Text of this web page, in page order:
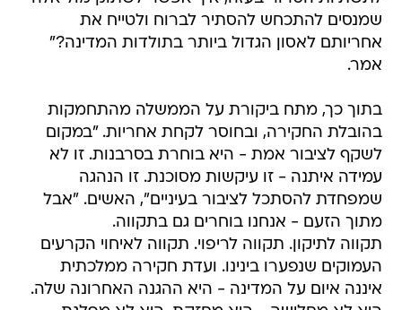
שמנסים להתכחש להסתיר לברוח ולטייח את
אחריותם לאסון הגדול ביותר בתולדות המדינה?"
אמר.
בתוך כך, מתח ביקורת על הממשלה מהתחמקות
בהובלת החקירה, ובחוסר לקחת אחריות. "במקום
לשקף לציבור אמת - היא בוחרת בסרבנות. זו לא
עמידה איתנה - זו עיקשות מסוכנת. זו הנהגה
שמפחדת להסתכל לציבור בעיניים", האשים. "אבל
מתוך הזעם - אנחנו בוחרים גם בתקווה.
תקווה לתיקון. תקווה לריפוי. תקווה לאיחוי הקרעים
העמוקים שנפערו בינינו. ועדת חקירה ממלכתית
איננה איום על המדינה - היא ההגנה האחרונה שלה.